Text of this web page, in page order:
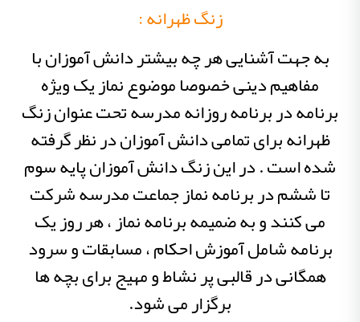
زنگ ظهرانه :
به جهت آشنایی هر چه بیشتر دانش آموزان با
مفاهیم دینی خصوصا موضوع نماز یک ویژه
برنامه در برنامه روزانه مدرسه تحت عنوان زنگ
ظهرانه برای تمامی دانش آموزان در نظر گرفته
شده است . در این زنگ دانش آموزان پایه سوم
تا ششم در برنامه نماز جماعت مدرسه شرکت
می کنند و به ضمیمه برنامه نماز ، هر روز یک
برنامه شامل آموزش احکام ، مسابقات و سرود
همگانی در قالبی پر نشاط و مهیج برای بچه ها
برگزار می شود.